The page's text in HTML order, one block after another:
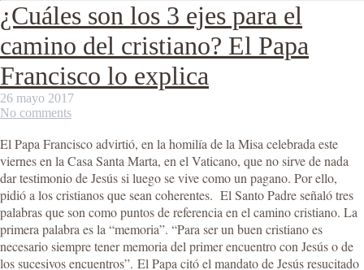
¿Cuáles son los 3 ejes para el
camino del cristiano? El Papa
Francisco lo explica
26 mayo 2017
No comments
El Papa Francisco advirtió, en la homilía de la Misa celebrada este
viernes en la Casa Santa Marta, en el Vaticano, que no sirve de nada
dar testimonio de Jesús si luego se vive como un pagano. Por ello,
pidió a los cristianos que sean coherentes. El Santo Padre señaló tres
palabras que son como puntos de referencia en el camino cristiano. La
primera palabra es la “memoria”. “Para ser un buen cristiano es
necesario siempre tener memoria del primer encuentro con Jesús o de
los sucesivos encuentros”. El Papa citó el mandato de Jesús resucitado